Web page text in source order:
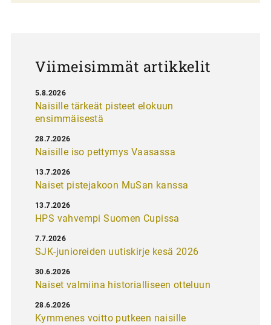
Viimeisimmät artikkelit
Naisille tärkeät pisteet elokuun
ensimmäisestä
5.8.2026
Naisille iso pettymys Vaasassa
28.7.2026
Naiset pistejakoon MuSan kanssa
13.7.2026
HPS vahvempi Suomen Cupissa
13.7.2026
SJK-junioreiden uutiskirje kesä 2026
7.7.2026
Naiset valmiina historialliseen otteluun
30.6.2026
Kymmenes voitto putkeen naisille
28.6.2026